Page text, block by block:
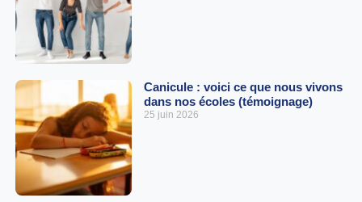
Canicule : voici ce que nous vivons
dans nos écoles (témoignage)
25 juin 2026